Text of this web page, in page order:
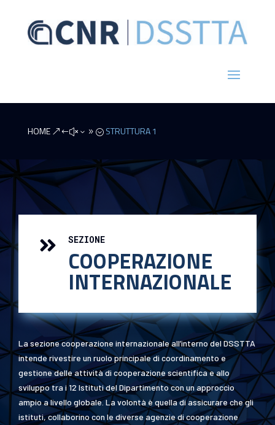
HOME &#x39; STRUTTURA 1
 SEZIONE
COOPERAZIONE
INTERNAZIONALE
La sezione cooperazione internazionale all’interno del DSSTTA
intende rivestire un ruolo principale di coordinamento e
gestione delle attività di cooperazione scientifica e allo
sviluppo tra i 12 Istituti del Dipartimento con un approccio
ampio a livello globale. La volontà è quella di assicurare che gli
istituti, collaborino con le diverse agenzie di cooperazione